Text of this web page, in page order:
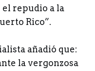
el repudio a la
Rico”.
añadió que:
la vergonzosa